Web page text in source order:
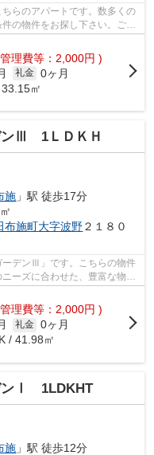
らのアパートです。数多くの
の物件をお探し下さい。ご要
理費等：2,000円 )
礼金 0ヶ月
㎡
ンⅢ 1ＬＤＫＨ
施 」駅 徒歩17分
布施町大字波野２１８０
ーデンⅢ」です。こちらの物件
ーズに合わせた、豊富な物件
理費等：2,000円 )
礼金 0ヶ月
/ 41.98㎡
ンⅠ 1LDKHT
施 」駅 徒歩12分